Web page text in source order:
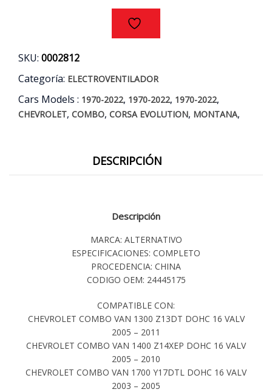
SKU: 0002812
Categoría: ELECTROVENTILADOR
Cars Models : 1970-2022, 1970-2022, 1970-2022,
CHEVROLET, COMBO, CORSA EVOLUTION, MONTANA,
DESCRIPCIÓN
Descripción
MARCA: ALTERNATIVO
ESPECIFICACIONES: COMPLETO
PROCEDENCIA: CHINA
CODIGO OEM: 24445175
COMPATIBLE CON:
CHEVROLET COMBO VAN 1300 Z13DT DOHC 16 VALV
2005 – 2011
CHEVROLET COMBO VAN 1400 Z14XEP DOHC 16 VALV
2005 – 2010
CHEVROLET COMBO VAN 1700 Y17DTL DOHC 16 VALV
2003 – 2005